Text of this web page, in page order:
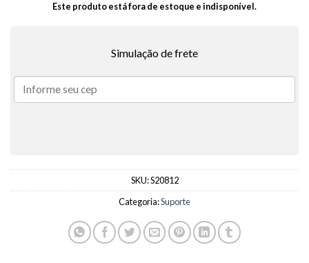
Este produto está fora de estoque e indisponível.
Simulação de frete
SKU:S20812
Categoria:Suporte